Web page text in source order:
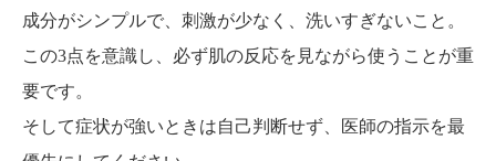
成分がシンプルで、刺激が少なく、洗いすぎないこと。
この3点を意識し、必ず肌の反応を見ながら使うことが重
要です。
そして症状が強いときは自己判断せず、医師の指示を最